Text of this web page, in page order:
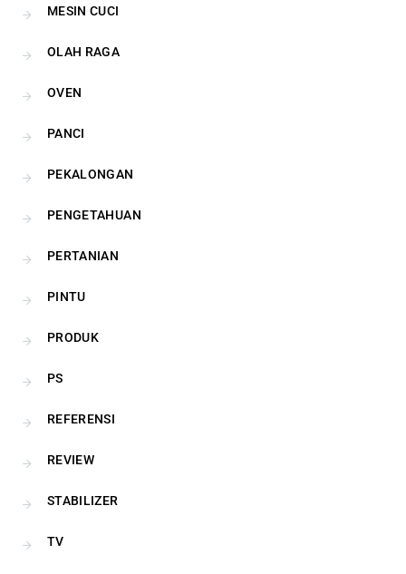
MESIN CUCI
OLAH RAGA
OVEN
PANCI
PEKALONGAN
PENGETAHUAN
PERTANIAN
PINTU
PRODUK
PS
REFERENSI
REVIEW
STABILIZER
TV